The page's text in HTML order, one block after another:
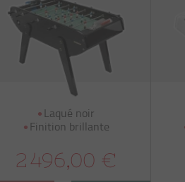
Laqué noir
Finition brillante
2 496,00 €